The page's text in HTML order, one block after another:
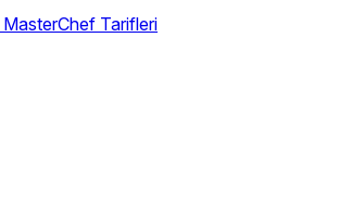
MasterChef Tarifleri